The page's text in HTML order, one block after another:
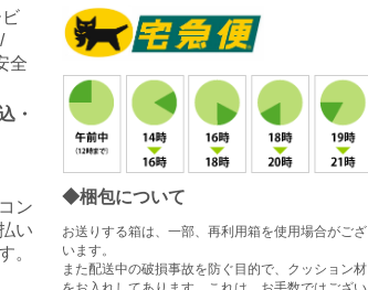
全
・
ン
い
。
◆梱包について
お送りする箱は、一部、再利用箱を使用場合がござ
います。
また配送中の破損事故を防ぐ目的で、クッション材